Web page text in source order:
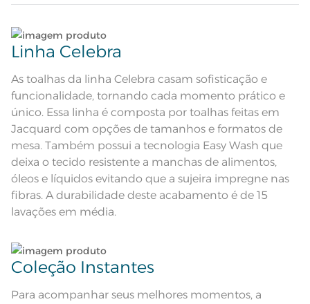
dimensionadao ornamental
Composição
Cor Bege
Cor Comercial Pérola
Itens Inclusos 1 Toalha de Mesa
Medida 1,80m x 2,70m
Instruções de Lavagem
maxima de 150ºC; Proibido lavar a
seco;
Lave tipos de tecidos distintos separadamente;
ciclo;
No caso de derramamento acidental de líquidos,
condimentos ou molhos sobre o tecido, limpe
imediatamente utilizando um pano umedecido
em água sem comprimir ou friccionar a sujeira
para dentro, e deixe secar naturalmente;
No caso de manchas persistentes, não removidas
com pano umedecido em água, após a remoção
do excesso da sujeira, submeta o tecido à lavagem
Dê preferência para secar no varal, à sombra;
Leia atentamente as instruções na etiqueta.
Linha Celebra
As toalhas da linha Celebra casam sofisticação e
funcionalidade, tornando cada momento prático e
único. Essa linha é composta por toalhas feitas em
Jacquard com opções de tamanhos e formatos de
mesa. Também possui a tecnologia Easy Wash que
deixa o tecido resistente a manchas de alimentos,
óleos e líquidos evitando que a sujeira impregne nas
fibras. A durabilidade deste acabamento é de 15
lavações em média.
Coleção Instantes
Para acompanhar seus melhores momentos, a